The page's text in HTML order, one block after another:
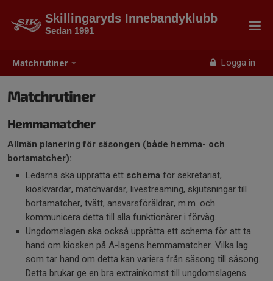
Matchrutiner Logga in
Skillingaryds Innebandyklubb
Sedan 1991
Matchrutiner
Hemmamatcher
Allmän planering för säsongen (både hemma- och
bortamatcher):
Ledarna ska upprätta ett schema för sekretariat,
kioskvärdar, matchvärdar, livestreaming, skjutsningar till
bortamatcher, tvätt, ansvarsföräldrar, m.m. och
kommunicera detta till alla funktionärer i förväg.
Ungdomslagen ska också upprätta ett schema för att ta
hand om kiosken på A-lagens hemmamatcher. Vilka lag
som tar hand om detta kan variera från säsong till säsong.
Detta brukar ge en bra extrainkomst till ungdomslagens